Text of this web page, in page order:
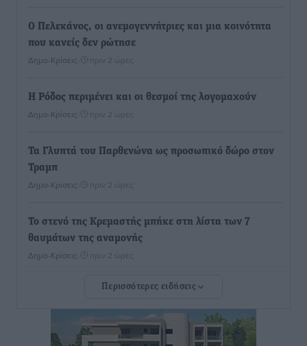
Ο Πελεκάνος, οι ανεμογεννήτριες και μια κοινότητα
που κανείς δεν ρώτησε
Δημο-Κρίσεις πριν 2 ώρες
Η Ρόδος περιμένει και οι θεσμοί της λογομαχούν
Δημο-Κρίσεις πριν 2 ώρες
Τα Γλυπτά του Παρθενώνα ως προσωπικό δώρο στον
Τραμπ
Δημο-Κρίσεις πριν 2 ώρες
Το στενό της Κρεμαστής μπήκε στη λίστα των 7
θαυμάτων της αναμονής
Δημο-Κρίσεις πριν 2 ώρες
ΣΕΤΕ: Σημαντική θεσμική εξέλιξη η ΚΥΑ για το ΕΧΠ
για τον τουρισμό
πριν 2 ώρες
Περισσότερες ειδήσεις